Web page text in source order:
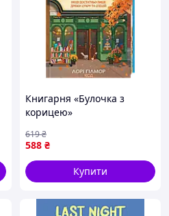
Книгарня «Булочка з
корицею»
588 ₴
619₴
Купити